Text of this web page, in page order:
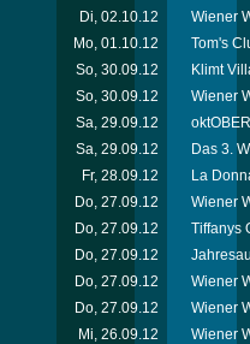
Di, 02.10.12
Wiener
Mo, 01.10.12
Tom's
So, 30.09.12
Klimt
So, 30.09.12
Wiener
Sa, 29.09.12
Sa, 29.09.12
Das 3.
Fr, 28.09.12
La
Do, 27.09.12
Wiener
Do, 27.09.12
Tiffanys
Do, 27.09.12
Do, 27.09.12
Wiener
Do, 27.09.12
Wiener
Mi, 26.09.12
Wiener